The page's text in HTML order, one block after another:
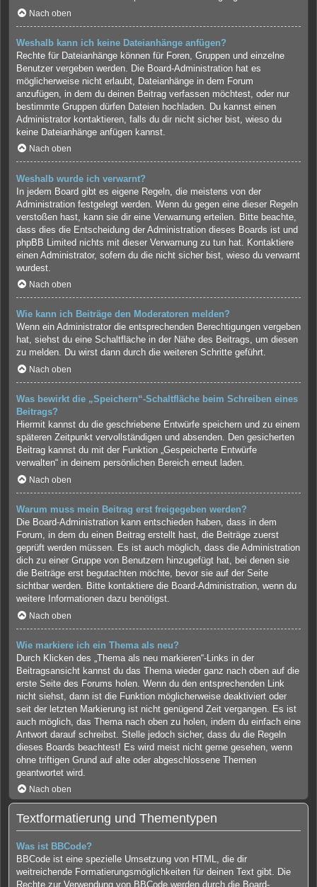
Nach oben
Weshalb kann ich keine Dateianhänge anfügen?
Rechte für Dateianhänge können für Foren, Gruppen und einzelne
Benutzer vergeben werden. Die Board-Administration hat es
möglicherweise nicht erlaubt, Dateianhänge in dem Forum
anzufügen, in dem du deinen Beitrag verfassen möchtest, oder nur
bestimmte Gruppen dürfen Dateien hochladen. Du kannst einen
Administrator kontaktieren, falls du dir nicht sicher bist, wieso du
keine Dateianhänge anfügen kannst.
Nach oben
Weshalb wurde ich verwarnt?
In jedem Board gibt es eigene Regeln, die meistens von der
Administration festgelegt werden. Wenn du gegen eine dieser Regeln
verstoßen hast, kann sie dir eine Verwarnung erteilen. Bitte beachte,
dass dies die Entscheidung der Administration dieses Boards ist und
phpBB Limited nichts mit dieser Verwarnung zu tun hat. Kontaktiere
einen Administrator, sofern du die nicht sicher bist, wieso du verwarnt
wurdest.
Nach oben
Wie kann ich Beiträge den Moderatoren melden?
Wenn ein Administrator die entsprechenden Berechtigungen vergeben
hat, siehst du eine Schaltfläche in der Nähe des Beitrags, um diesen
zu melden. Du wirst dann durch die weiteren Schritte geführt.
Nach oben
Was bewirkt die „Speichern“-Schaltfläche beim Schreiben eines
Beitrags?
Hiermit kannst du die geschriebene Entwürfe speichern und zu einem
späteren Zeitpunkt vervollständigen und absenden. Den gesicherten
Beitrag kannst du mit der Funktion „Gespeicherte Entwürfe
verwalten“ in deinem persönlichen Bereich erneut laden.
Nach oben
Warum muss mein Beitrag erst freigegeben werden?
Die Board-Administration kann entschieden haben, dass in dem
Forum, in dem du einen Beitrag erstellt hast, die Beiträge zuerst
geprüft werden müssen. Es ist auch möglich, dass die Administration
dich zu einer Gruppe von Benutzern hinzugefügt hat, bei denen sie
die Beiträge erst begutachten möchte, bevor sie auf der Seite
sichtbar werden. Bitte kontaktiere die Board-Administration, wenn du
weitere Informationen dazu benötigst.
Nach oben
Wie markiere ich ein Thema als neu?
Durch Klicken des „Thema als neu markieren“-Links in der
Beitragsansicht kannst du das Thema wieder ganz nach oben auf die
erste Seite des Forums holen. Wenn du den entsprechenden Link
nicht siehst, dann ist die Funktion möglicherweise deaktiviert oder
seit der letzten Markierung ist nicht genügend Zeit vergangen. Es ist
auch möglich, das Thema nach oben zu holen, indem du einfach eine
Antwort darauf schreibst. Stelle jedoch sicher, dass du die Regeln
dieses Boards beachtest! Es wird meist nicht gerne gesehen, wenn
ohne triftigen Grund auf alte oder abgeschlossene Themen
geantwortet wird.
Nach oben
Textformatierung und Thementypen
Was ist BBCode?
BBCode ist eine spezielle Umsetzung von HTML, die dir
weitreichende Formatierungsmöglichkeiten für deinen Text gibt. Die
Rechte zur Verwendung von BBCode werden durch die Board-